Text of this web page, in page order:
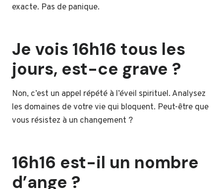
exacte. Pas de panique.
Je vois 16h16 tous les
jours, est-ce grave ?
Non, c’est un appel répété à l’éveil spirituel. Analysez
les domaines de votre vie qui bloquent. Peut-être que
vous résistez à un changement ?
16h16 est-il un nombre
d’ange ?